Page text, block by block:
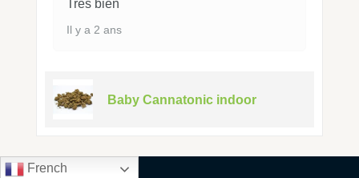
Très bien
Il y a 2 ans
Baby Cannatonic indoor
French